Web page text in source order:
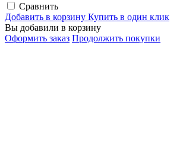
Сравнить
Добавить в корзину Купить в один клик
Вы добавили в корзину
Оформить заказ Продолжить покупки